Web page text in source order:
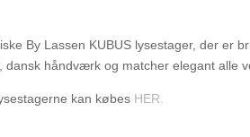
By Lassen KUBUS lysestager, der er
dansk håndværk og matcher elegant alle
kan købes HER.